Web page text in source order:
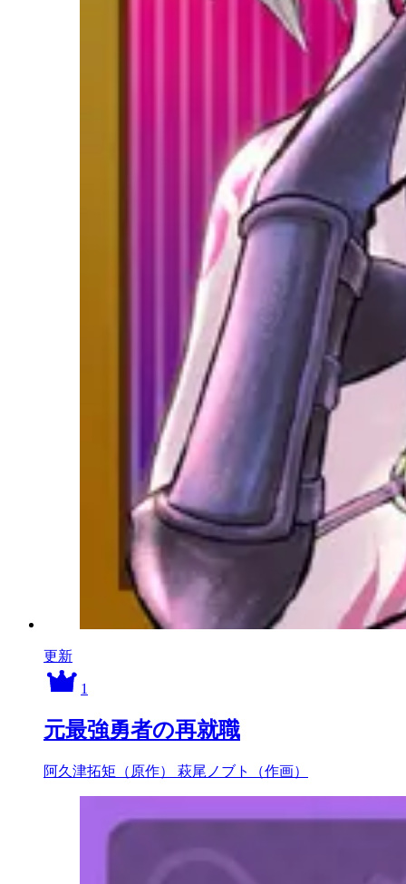
更新
1
元最強勇者の再就職
阿久津拓矩（原作） 萩尾ノブト（作画）